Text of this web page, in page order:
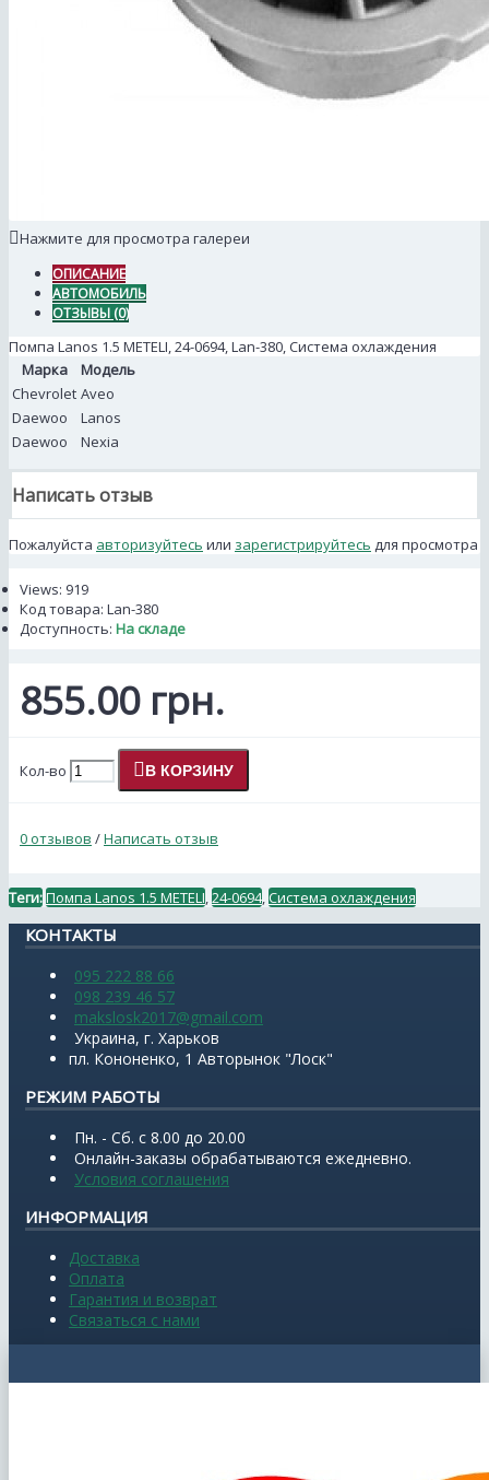
Нажмите для просмотра галереи
ОПИСАНИЕ
АВТОМОБИЛЬ
ОТЗЫВЫ (0)
Помпа Lanos 1.5 METELI, 24-0694, Lan-380, Система охлаждения
Марка
Модель
Chevrolet Aveo
Daewoo
Lanos
Daewoo
Nexia
Написать отзыв
Пожалуйста авторизуйтесь или зарегистрируйтесь для просмотра
Views: 919
Код товара: Lan-380
Доступность: На складе
855.00 грн.
Кол-во В КОРЗИНУ
0 отзывов /Написать отзыв
Теги:Помпа Lanos 1.5 METELI 24-0694 Система охлаждения
КОНТАКТЫ
095 222 88 66
098 239 46 57
makslosk2017@gmail.com
Украина, г. Харьков
пл. Кононенко, 1 Авторынок "Лоск"
РЕЖИМ РАБОТЫ
Пн. - Сб. с 8.00 до 20.00
Онлайн-заказы обрабатываются ежедневно.
Условия соглашения
ИНФОРМАЦИЯ
Доставка
Оплата
Гарантия и возврат
Связаться с нами